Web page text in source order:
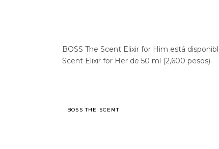
BOSS The Scent Elixir for Him está
Scent Elixir for Her de 50 ml (2,600 pesos).
BOSS THE SCENT